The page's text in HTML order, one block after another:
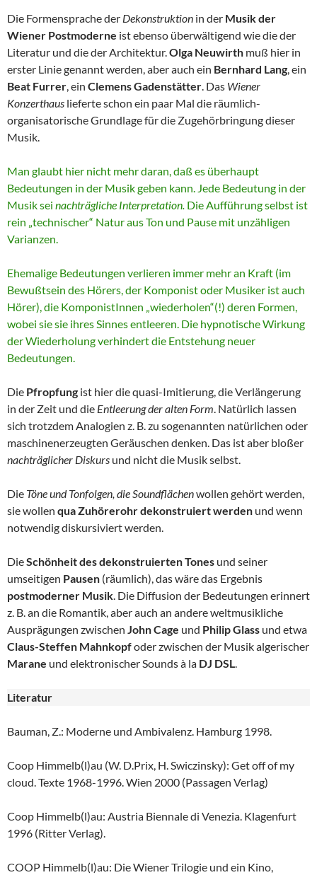
Die Formensprache der Dekonstruktion in der Musik der
Wiener Postmoderne ist ebenso überwältigend wie die der
Literatur und die der Architektur.Olga Neuwirth muß hier in
erster Linie genannt werden, aber auch ein Bernhard Lang, ein
Beat Furrer, ein Clemens Gadenstätter. Das Wiener
Konzerthaus lieferte schon ein paar Mal die räumlich-
organisatorische Grundlage für die Zugehörbringung dieser
Musik.
Man glaubt hier nicht mehr daran, daß es überhaupt
Bedeutungen in der Musik geben kann. Jede Bedeutung in der
Musik sei nachträgliche Interpretation. Die Aufführung selbst ist
rein „technischer“ Natur aus Ton und Pause mit unzähligen
Varianzen.
Ehemalige Bedeutungen verlieren immer mehr an Kraft (im
Bewußtsein des Hörers, der Komponist oder Musiker ist auch
Hörer), die KomponistInnen „wiederholen“(!) deren Formen,
wobei sie sie ihres Sinnes entleeren. Die hypnotische Wirkung
der Wiederholung verhindert die Entstehung neuer
Bedeutungen.
Die Pfropfung ist hier die quasi-Imitierung, die Verlängerung
in der Zeit und die Entleerung der alten Form. Natürlich lassen
sich trotzdem Analogien z. B. zu sogenannten natürlichen oder
maschinenerzeugten Geräuschen denken. Das ist aber bloßer
nachträglicher Diskurs und nicht die Musik selbst.
Die Töne und Tonfolgen, die Soundflächenwollen gehört werden,
sie wollen qua Zuhörerohr dekonstruiert werden und wenn
notwendig diskursiviert werden.
DieSchönheit des dekonstruierten Tones und seiner
umseitigen Pausen (räumlich), das wäre das Ergebnis
postmoderner Musik. Die Diffusion der Bedeutungen erinnert
z. B. an die Romantik, aber auch an andere weltmusikliche
Ausprägungen zwischen John Cage und Philip Glass und etwa
Claus-Steffen Mahnkopfoder zwischen der Musik algerischer
Marane und elektronischer Sounds à la DJ DSL.
Literatur
Bauman, Z.: Moderne und Ambivalenz. Hamburg 1998.
Coop Himmelb(l)au (W. D.Prix, H. Swiczinsky): Get off of my
cloud. Texte 1968-1996. Wien 2000 (Passagen Verlag)
Coop Himmelb(l)au: Austria Biennale di Venezia. Klagenfurt
1996 (Ritter Verlag).
COOP Himmelb(l)au: Die Wiener Trilogie und ein Kino,